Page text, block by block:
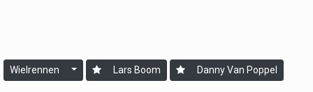
Wielrennen Lars Boom Danny Van Poppel